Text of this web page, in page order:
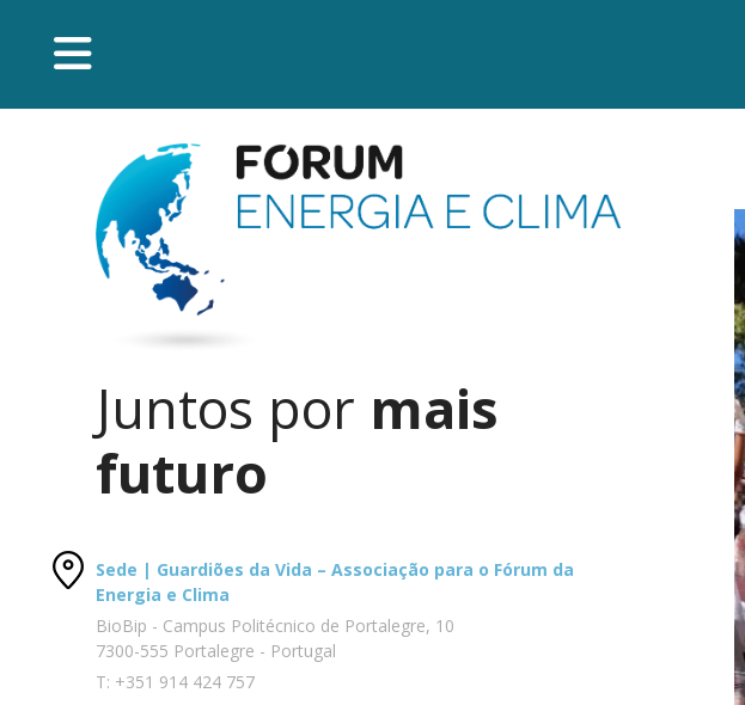
Juntos por mais
futuro
Sede | Guardiões da Vida – Associação para o Fórum da
Energia e Clima
BioBip - Campus Politécnico de Portalegre, 10
7300-555 Portalegre - Portugal
T: +351 914 424 757